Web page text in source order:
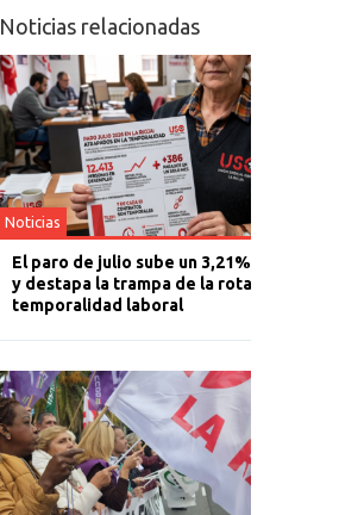
Noticias relacionadas
Noticias
El paro de julio sube un 3,21% en La
y destapa la trampa de la rotación y la
temporalidad laboral